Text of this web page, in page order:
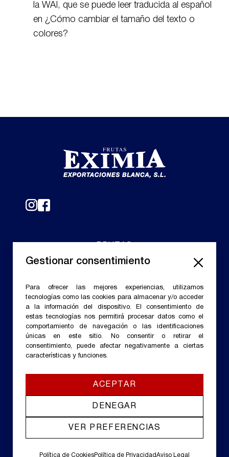
Gestionar consentimiento
Para ofrecer las mejores experiencias, utilizamos
tecnologías como las cookies para almacenar y/o acceder
a la información del dispositivo. El consentimiento de
estas tecnologías nos permitirá procesar datos como el
comportamiento de navegación o las identificaciones
únicas en este sitio. No consentir o retirar el
consentimiento, puede afectar negativamente a ciertas
características y funciones.
ACEPTAR
DENEGAR
VER PREFERENCIAS
Política de CookiesPolítica de PrivacidadAviso Legal
la WAI, que se puede leer traducida al español
en ¿Cómo cambiar el tamaño del texto o
colores?
ALMACENES
CALIDAD
CONTACTO
Aviso legal
Accesibilidad